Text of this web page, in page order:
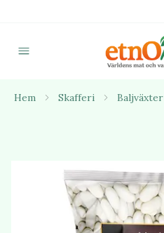
Hem Skafferi Baljväxter